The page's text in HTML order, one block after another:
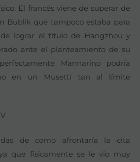
El francés viene de superar de
Bublik que tampoco estaba para
lograr el título de Hangzhou y
ante el planteamiento de su
Mannarino podría
en un Musetti tan al límite
de como afrontaría la cita
que físicamente se le vio muy